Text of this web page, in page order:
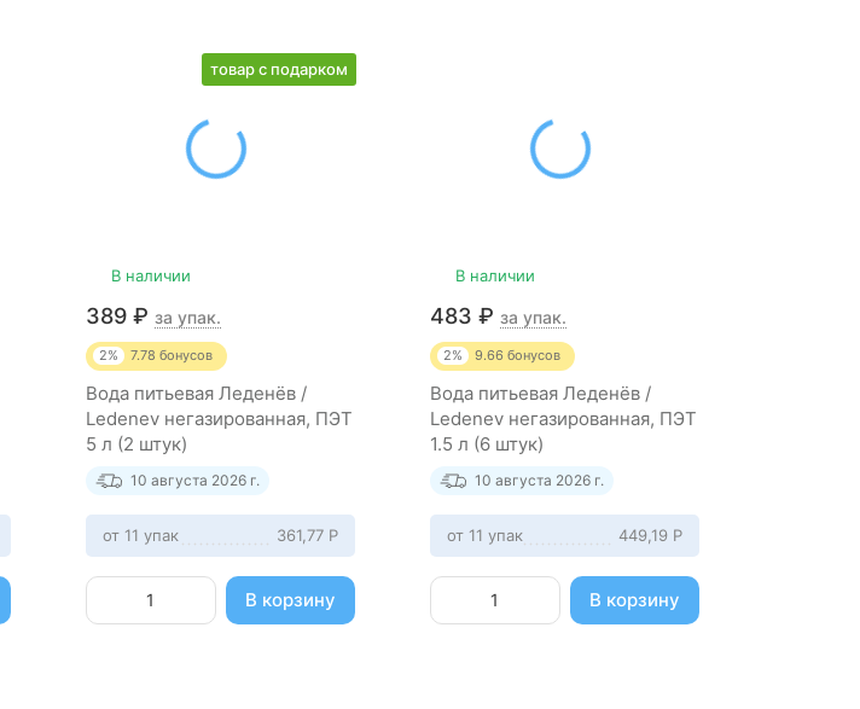
товар с подарком
В наличии
389 ₽ за упак.
2% 7.78 бонусов
Вода питьевая Леденёв /
Ledenev негазированная, ПЭТ
5 л (2 штук)
10 августа 2026 г.
от 11 упак 361,77 Р
В корзину
В наличии
483 ₽ за упак.
2% 9.66 бонусов
Вода питьевая Леденёв /
Ledenev негазированная, ПЭТ
1.5 л (6 штук)
10 августа 2026 г.
от 11 упак 449,19 Р
В корзину